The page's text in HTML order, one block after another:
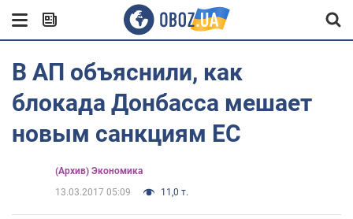
В АП объяснили, как
блокада Донбасса мешает
новым санкциям ЕС
(Архив) Экономика
13.03.2017 05:09
11,0 т.